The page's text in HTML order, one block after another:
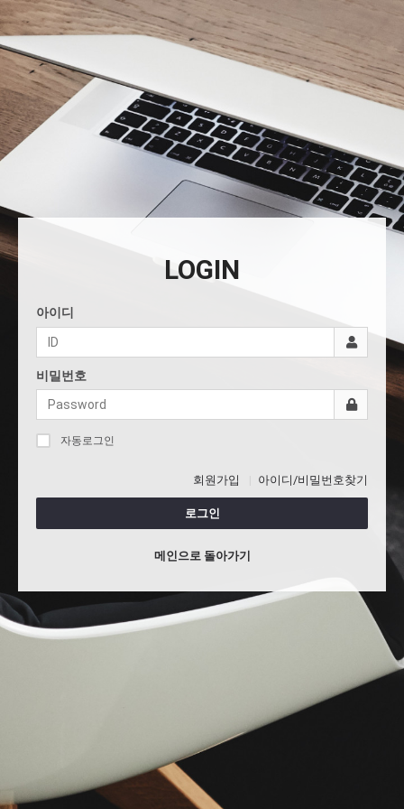
LOGIN
아이디
비밀번호
자동로그인
회원가입 아이디/비밀번호찾기
로그인
메인으로 돌아가기